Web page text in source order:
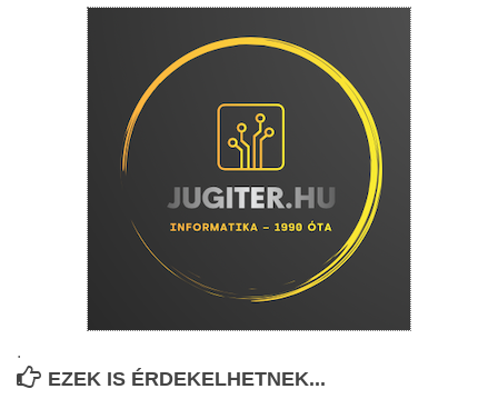
.
EZEK IS ÉRDEKELHETNEK...